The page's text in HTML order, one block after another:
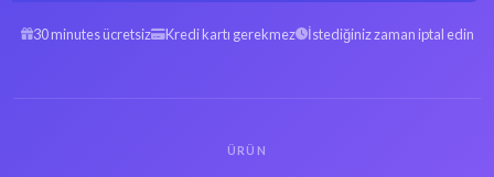
30 minutes ücretsiz Kredi kartı gerekmez İstediğiniz zaman iptal edin
ÜRÜN